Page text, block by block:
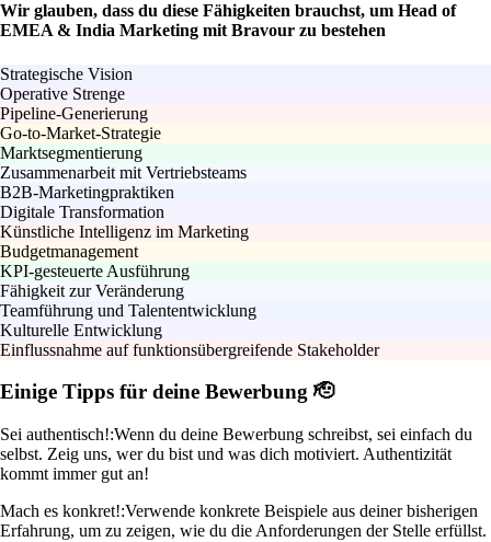
Wir glauben, dass du diese Fähigkeiten brauchst, um Head of
EMEA & India Marketing mit Bravour zu bestehen
Strategische Vision
Operative Strenge
Pipeline-Generierung
Go-to-Market-Strategie
Marktsegmentierung
Zusammenarbeit mit Vertriebsteams
B2B-Marketingpraktiken
Digitale Transformation
Künstliche Intelligenz im Marketing
Budgetmanagement
KPI-gesteuerte Ausführung
Fähigkeit zur Veränderung
Teamführung und Talententwicklung
Kulturelle Entwicklung
Einflussnahme auf funktionsübergreifende Stakeholder
Einige Tipps für deine Bewerbung 🫡
Sei authentisch!:Wenn du deine Bewerbung schreibst, sei einfach du
selbst. Zeig uns, wer du bist und was dich motiviert. Authentizität
kommt immer gut an!
Mach es konkret!:Verwende konkrete Beispiele aus deiner bisherigen
Erfahrung, um zu zeigen, wie du die Anforderungen der Stelle erfüllst.